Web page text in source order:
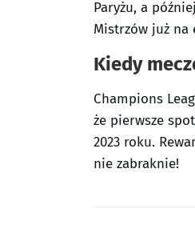
Paryżu, a
Mistrzów już na
Kiedy
Champions
że pierwsze
2023 roku.
nie zabraknie!